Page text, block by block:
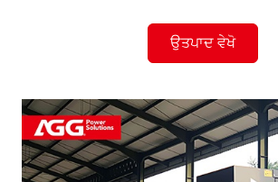
ਉਤਪਾਦ ਵੇਖੋ